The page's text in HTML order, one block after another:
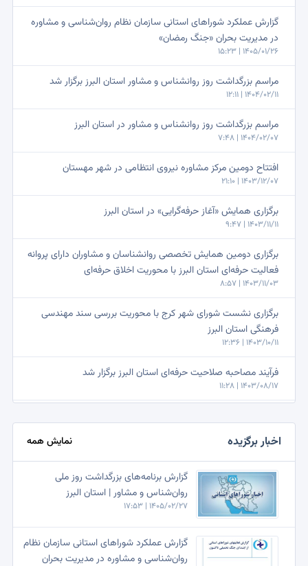
گزارش عملکرد شوراهای استانی سازمان نظام روان‌شناسی و مشاوره
در مدیریت بحران «جنگ رمضان»
1405/01/26 | 15:23
مراسم بزرگداشت روز روانشناس و مشاور استان البرز برگزار شد
1404/02/11 | 12:11
مراسم بزرگداشت روز روانشناس و مشاور در استان البرز
1404/02/07 | 7:48
افتتاح دومین مرکز مشاوره نیروی انتظامی در شهر مهستان
1403/12/07 | 21:10
برگزاری همایش «آغاز حرفه‌گرایی» در استان البرز
1403/11/11 | 9:47
برگزاری دومین همایش تخصصی روانشناسان و مشاوران دارای پروانه
فعالیت حرفه‌ای استان البرز با محوریت اخلاق حرفه‌ای
1403/11/03 | 8:57
برگزاری نشست شورای شهر کرج با محوریت بررسی سند مهندسی
فرهنگی استان البرز
1403/10/11 | 12:36
فرآیند مصاحبه صلاحیت حرفه‌ای استان البرز برگزار شد
1403/08/17 | 11:28
استان البرز برگزار شد
1403/05/06 | 8:57
برگزاری جلسات مصاحبه البرز در پنج کار گروه
1403/02/22 | 12:29
مناظره شبکه خبر البرز به مناسبت روز روانشناس و مشاور
خبر برگزاری مراسم بزرگداشت روز روانشناس و مشاور ، 5شنبه 9
اخبار برگزیده نمایش همه
گزارش برنامه‌های بزرگداشت روز ملی
روان‌شناس و مشاور | استان البرز
1405/02/27 | 17:53
گزارش عملکرد شوراهای استانی سازمان نظام
روان‌شناسی و مشاوره در مدیریت بحران